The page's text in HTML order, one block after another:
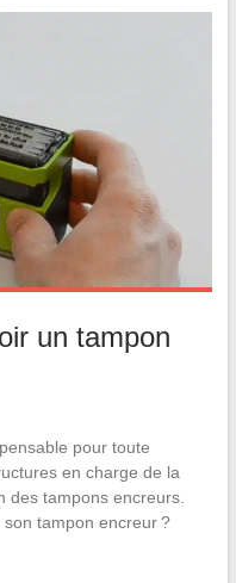
un tampon
pour toute
en charge de la
des tampons encreurs.
tampon encreur ?